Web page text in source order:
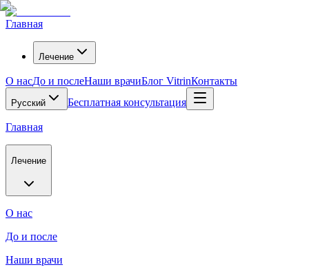
Главная
Лечение
О насДо и послеНаши врачиБлог VitrinКонтакты
Русский Бесплатная консультация
Главная
Лечение
О нас
До и после
Наши врачи